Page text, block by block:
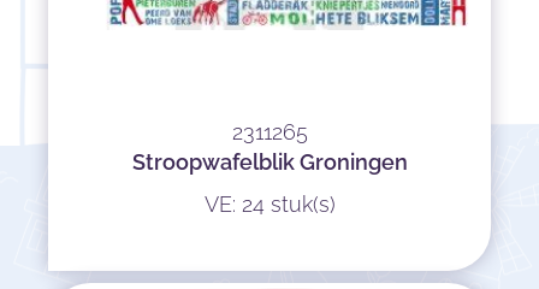
2311265
Stroopwafelblik Groningen
VE: 24 stuk(s)